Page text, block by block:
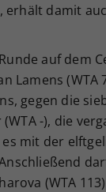
damit
auf dem
Lamens (WTA
gegen die
-), die
mit der
(WTA